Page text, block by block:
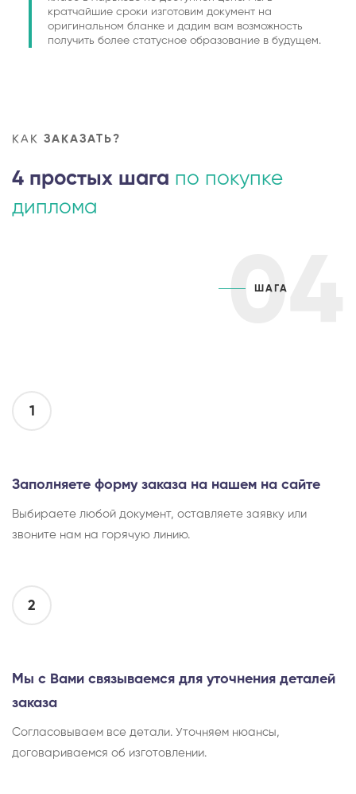
кратчайшие сроки изготовим документ на
оригинальном бланке и дадим вам возможность
получить более статусное образование в будущем.
КАК ЗАКАЗАТЬ?
4 простых шага по покупке
диплома
04
ШАГА
1
Заполняете форму заказа на нашем на сайте
Выбираете любой документ, оставляете заявку или
звоните нам на горячую линию.
2
Мы с Вами связываемся для уточнения деталей
заказа
Согласовываем все детали. Уточняем нюансы,
договариваемся об изготовлении.